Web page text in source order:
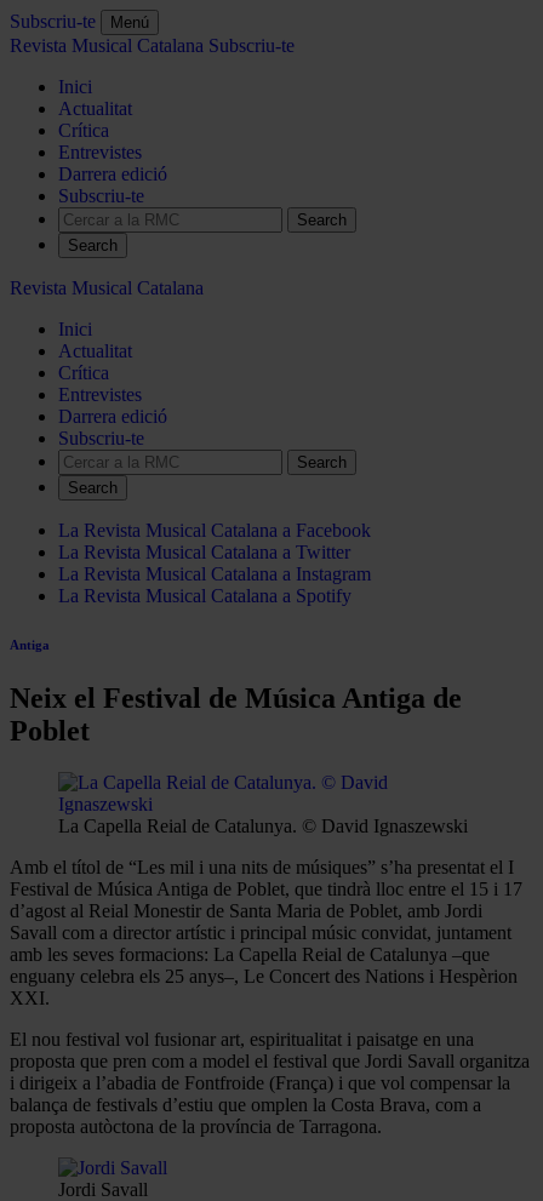
Subscriu-te Menú
Revista Musical Catalana Subscriu-te
Inici
Actualitat
Crítica
Entrevistes
Darrera edició
Subscriu-te
Search
Revista Musical Catalana
Inici
Actualitat
Crítica
Entrevistes
Darrera edició
Subscriu-te
Search
La Revista Musical Catalana a Facebook
La Revista Musical Catalana a Twitter
La Revista Musical Catalana a Instagram
La Revista Musical Catalana a Spotify
Antiga
Neix el Festival de Música Antiga de
Poblet
La Capella Reial de Catalunya. © David Ignaszewski
Amb el títol de “Les mil i una nits de músiques” s’ha presentat el I
Festival de Música Antiga de Poblet, que tindrà lloc entre el 15 i 17
d’agost al Reial Monestir de Santa Maria de Poblet, amb Jordi
Savall com a director artístic i principal músic convidat, juntament
amb les seves formacions: La Capella Reial de Catalunya –que
enguany celebra els 25 anys–, Le Concert des Nations i Hespèrion
XXI.
El nou festival vol fusionar art, espiritualitat i paisatge en una
proposta que pren com a model el festival que Jordi Savall organitza
i dirigeix a l’abadia de Fontfroide (França) i que vol compensar la
balança de festivals d’estiu que omplen la Costa Brava, com a
proposta autòctona de la província de Tarragona.
Jordi Savall